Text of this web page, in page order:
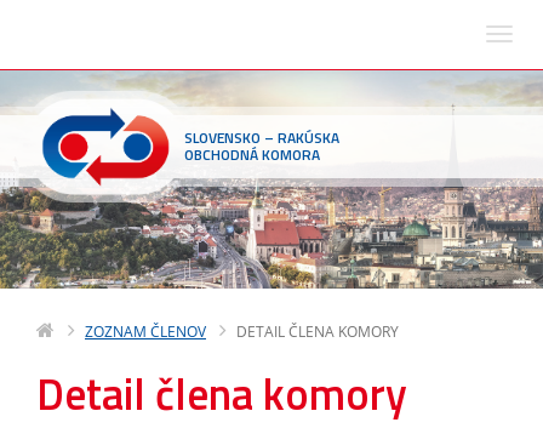
SLOVENSKO – RAKÚSKA
OBCHODNÁ KOMORA
ZOZNAM ČLENOV DETAIL ČLENA KOMORY
Detail člena komory